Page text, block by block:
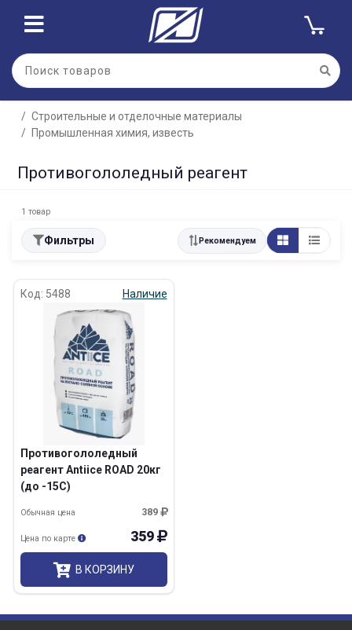
Строительные и отделочные материалы
Промышленная химия, известь
Противогололедный реагент
1 товар
Фильтры Рекомендуем
Код: 5488 Наличие
Противогололедный
реагент Antiice ROAD 20кг
(до -15С)
389
Обычная цена
359
Цена по карте
В КОРЗИНУ